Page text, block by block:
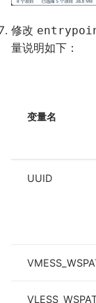
修改
量说明如下：
变量名
UUID